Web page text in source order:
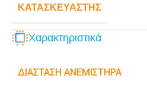
ΚΑΤΑΣΚΕΥΑΣΤΉΣ
Χαρακτηριστικά
ΔΙΆΣΤΑΣΗ ΑΝΕΜΙΣΤΉΡΑ